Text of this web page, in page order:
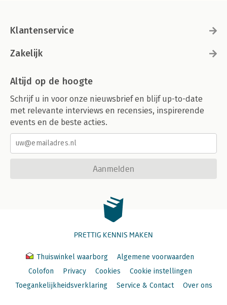
Klantenservice
Zakelijk
Altijd op de hoogte
Schrijf u in voor onze nieuwsbrief en blijf up-to-date
met relevante interviews en recensies, inspirerende
events en de beste acties.
Aanmelden
PRETTIG KENNIS MAKEN
Thuiswinkel waarborg
Algemene voorwaarden
Colofon
Privacy Cookies
Cookie instellingen
Toegankelijkheidsverklaring
Service & Contact Over ons